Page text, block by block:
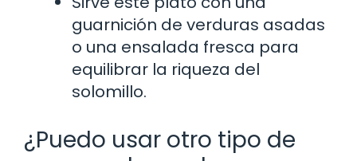
guarnición de verduras asadas
o una ensalada fresca para
equilibrar la riqueza del
solomillo.
¿Puedo usar otro tipo de